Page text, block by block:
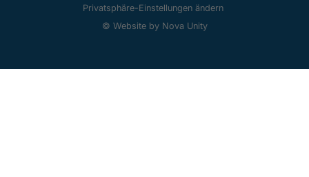
Privatsphäre-Einstellungen ändern
© Website by Nova Unity